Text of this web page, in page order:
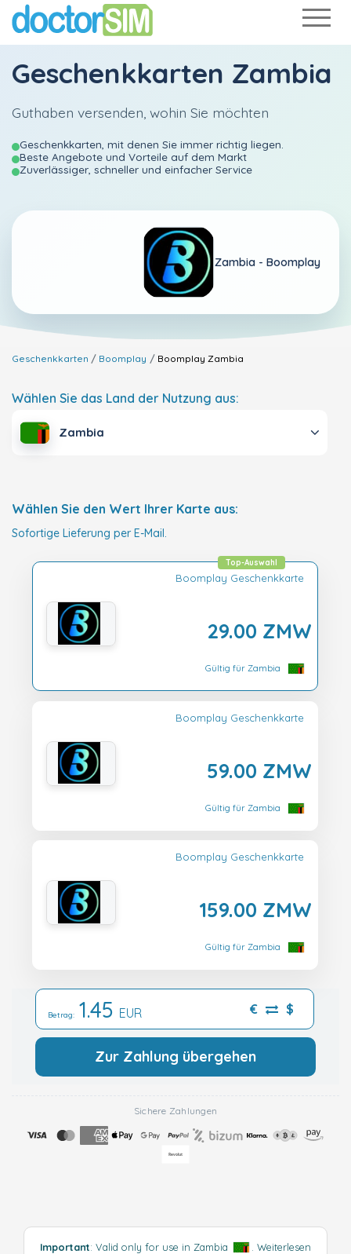
Geschenkkarten Zambia
Guthaben versenden, wohin Sie möchten
Geschenkkarten, mit denen Sie immer richtig liegen.
Beste Angebote und Vorteile auf dem Markt
Zuverlässiger, schneller und einfacher Service
Zambia - Boomplay
Geschenkkarten Boomplay Boomplay Zambia
Wählen Sie das Land der Nutzung aus:
Zambia
Wählen Sie den Wert Ihrer Karte aus:
Sofortige Lieferung per E-Mail.
Boomplay Geschenkkarte
29.00 ZMW
Top-Auswahl
Gültig für Zambia
Boomplay Geschenkkarte
59.00 ZMW
Gültig für Zambia
Boomplay Geschenkkarte
159.00 ZMW
Gültig für Zambia
Betrag: 1.45 EUR € $
Zur Zahlung übergehen
Sichere Zahlungen
Important: Valid only for use in Zambia
Weiterlesen